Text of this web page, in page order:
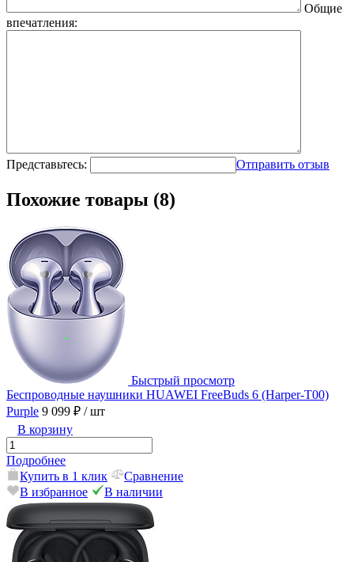
Общие
впечатления:
Представьтесь: Отправить отзыв
Похожие товары (8)
Быстрый просмотр
Беспроводные наушники HUAWEI FreeBuds 6 (Harper-T00)
Purple 9 099 ₽ / шт
В корзину
Подробнее
Купить в 1 клик
Сравнение
В избранное
В наличии